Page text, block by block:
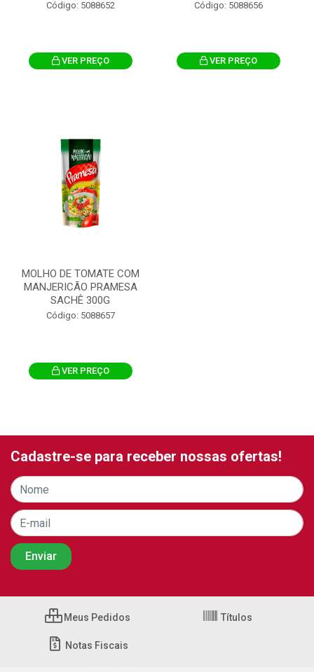
Código: 5088652
VER PREÇO
Código: 5088656
VER PREÇO
MOLHO DE TOMATE COM
MANJERICÃO PRAMESA
SACHÊ 300G
Código: 5088657
VER PREÇO
Cadastre-se para receber nossas ofertas!
Meus Pedidos Títulos
Notas Fiscais